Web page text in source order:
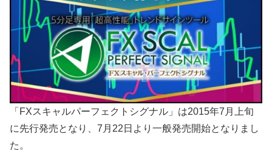
「FXスキャルパーフェクトシグナル」は2015年7月上旬
に先行発売となり、7月22日より一般発売開始となりまし
た。